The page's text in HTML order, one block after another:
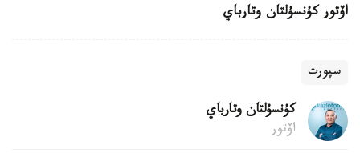
اۆتوركۇنسۇلتان وتارباي
سپورت
كۇنسۇلتان وتارباي
اۆتور